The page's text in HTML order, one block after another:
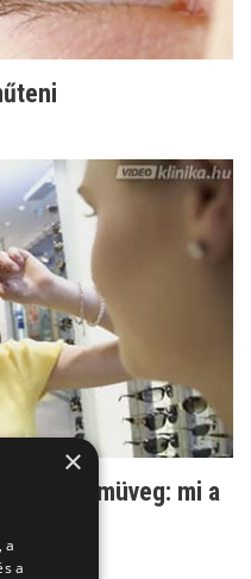
napszemüveg: mi a
×
a
a